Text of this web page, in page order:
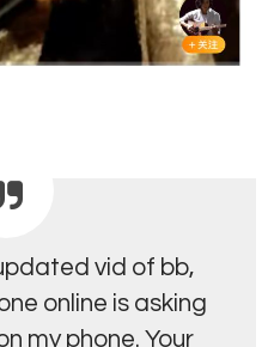
vid of bb,
online is asking
my phone. Your